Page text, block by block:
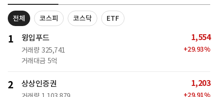
전체 코스피 코스닥 ETF
1 윙입푸드
거래량 325,741
거래대금 5억
1,554
+29.93%
2 상상인증권 1,203
+29.91%